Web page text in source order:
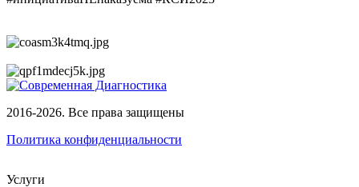
2016-2026. Все права защищены
Политика конфиденциальности
Услуги